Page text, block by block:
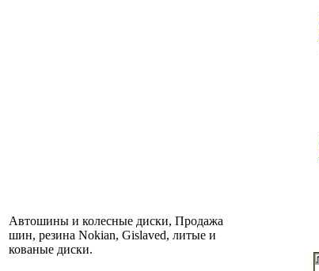
Автошины и колесные диски, Продажа
шин, резина Nokian, Gislaved, литые и
кованые диски.